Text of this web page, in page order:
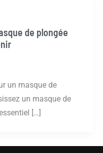
de plongée
un masque de
un masque de
[…]